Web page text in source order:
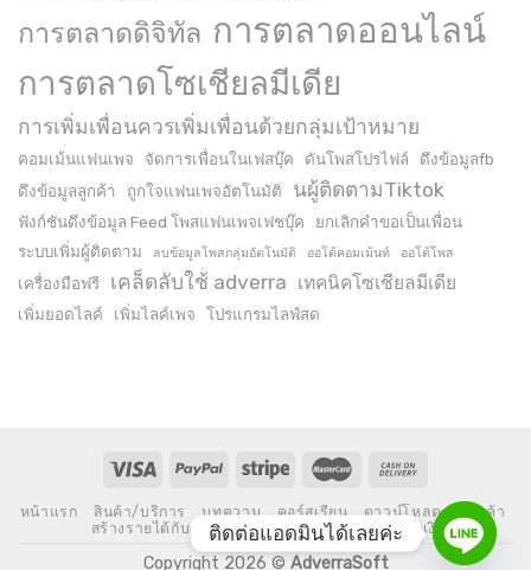
การตลาดดิจิทัล การตลาดออนไลน์
การตลาดโซเชียลมีเดีย
การเพิ่มเพื่อนควรเพิ่มเพื่อนด้วยกลุ่มเป้าหมาย
คอมเม้นแฟนเพจ จัดการเพื่อนในเฟสบุ๊ค ดันโพสโปรไฟล์
ดึงข้อมูลfb
ดึงข้อมูลลูกค้า
ถูกใจแฟนเพจอัตโนมัติ นผู้ติดตามTiktok
ฟังก์ชันดึงข้อมูล Feed โพสแฟนเพจเฟชบุ๊ค
ยกเลิกคำขอเป็นเพื่อน
ระบบเพิ่มผู้ติดตาม
ลบข้อมูลโพสกลุ่มอัตโนมัติ ออโต้คอมเม้นท์ ออโต้โพส
เครื่องมือฟรี เคล็ดลับใช้ adverra เทคนิคโซเชียลมีเดีย
เพิ่มยอดไลค์ เพิ่มไลค์เพจ โปรแกรมไลฟ์สด
หน้าแรก สินค้า/บริการ บทความ คอร์สเรียน ดาวน์โหลด
ร้านค้า
สร้างรายได้กับเรา
เกี่ยวกับเรา สั่งซื้อและชำระเงิน
Copyright 2026 © AdverraSoft
ติดต่อแอดมินได้เลยค่ะ